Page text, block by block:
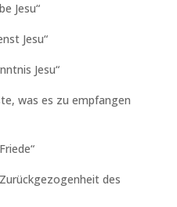
Jesu“
Jesu“
Jesu“
was es zu empfangen
des